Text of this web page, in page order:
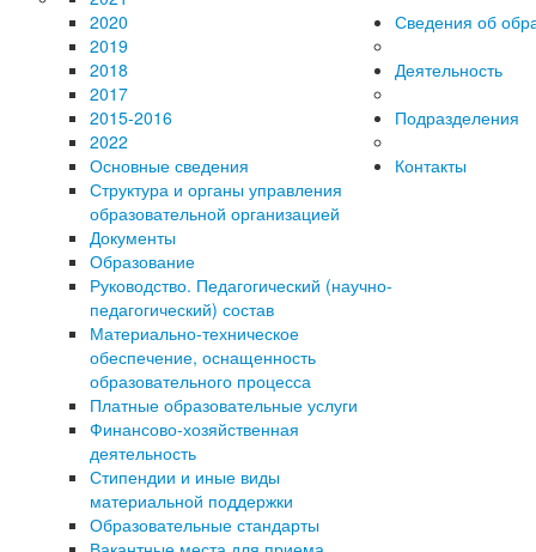
2020
2019
2018
2017
2015-2016
2022
Сведения об
Основные сведения
Структура и органы управления
образовательной организацией
Документы
Образование
Руководство. Педагогический (научно-
педагогический) состав
Материально-техническое
обеспечение, оснащенность
образовательного процесса
Платные образовательные услуги
Финансово-хозяйственная
деятельность
Стипендии и иные виды
материальной поддержки
Образовательные стандарты
Деятельность
Подразделения
Контакты